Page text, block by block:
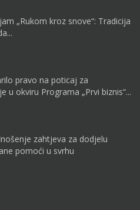
„Rukom kroz snove“: Tradicija
pravo na poticaj za
u okviru Programa „Prvi biznis“...
zahtjeva za dodjelu
pomoći u svrhu